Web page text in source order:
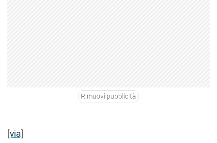
Rimuovi pubblicità
[via]